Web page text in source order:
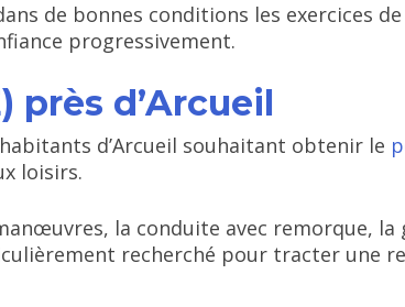
de bonnes conditions les exercices
progressivement.
près d’Arcueil
d’Arcueil souhaitant obtenir le
loisirs.
la conduite avec remorque,
recherché pour tracter une